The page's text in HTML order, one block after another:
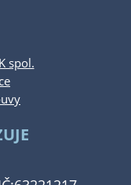
spol.